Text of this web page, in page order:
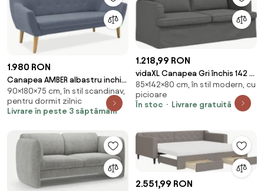
1.980 RON
Canapea AMBER albastru inchis
cu 3 locuri
90×180×75 cm, în stil scandinav,
pentru dormit zilnic
Livrare în peste 3 săptămâni
1.218,99 RON
vidaXL Canapea Gri închis 142 x
80 x 85 cm țesătură
85×142×80 cm, în stil modern, cu
picioare
În stoc
Livrare gratuită
2.551,99 RON